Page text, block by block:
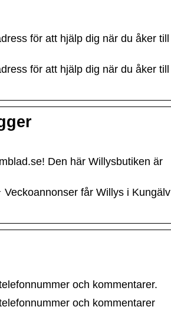
för att hjälp dig när du åker till
för att hjälp dig när du åker till
Den här Willysbutiken är
får Willys i Kungälv
och kommentarer.
och kommentarer